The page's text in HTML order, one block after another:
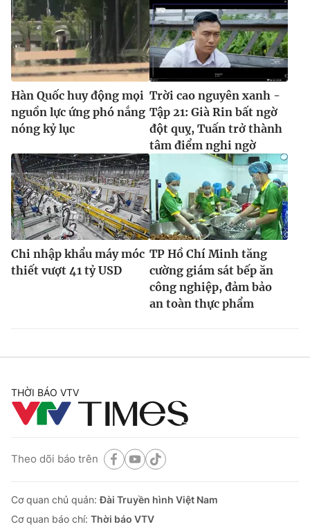
Hàn Quốc huy động mọi
nguồn lực ứng phó nắng
nóng kỷ lục
Trời cao nguyên xanh -
Tập 21: Già Rin bất ngờ
đột quỵ, Tuấn trở thành
tâm điểm nghi ngờ
Chi nhập khẩu máy móc
thiết vượt 41 tỷ USD
TP Hồ Chí Minh tăng
cường giám sát bếp ăn
công nghiệp, đảm bảo
an toàn thực phẩm
THỜI BÁO VTV
Theo dõi báo trên
Cơ quan chủ quản:Đài Truyền hình Việt Nam
Cơ quan báo chí: Thời báo VTV